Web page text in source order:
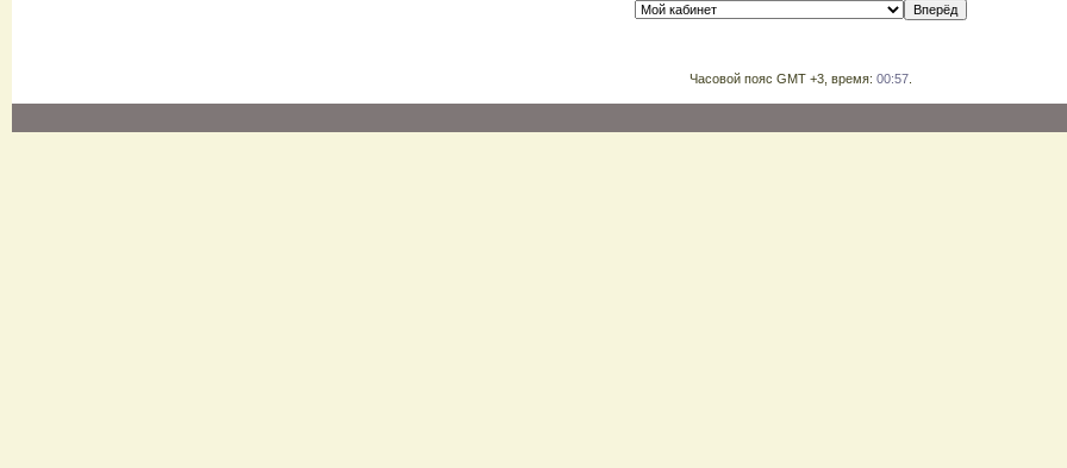
Часовой пояс GMT +3, время: 00:57.